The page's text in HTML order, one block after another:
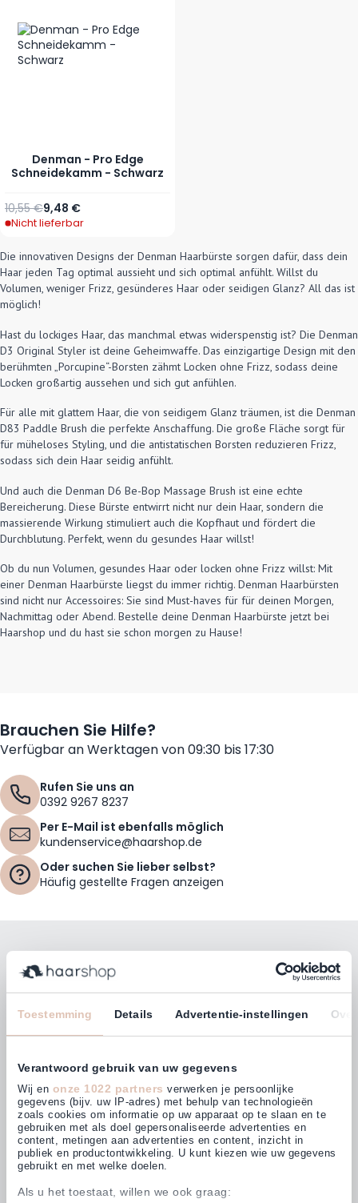
Toestemming Details Advertentie-instellingen Over
Verantwoord gebruik van uw gegevens
Wij en onze 1022 partners verwerken je persoonlijke
gegevens (bijv. uw IP-adres) met behulp van technologieën
zoals cookies om informatie op uw apparaat op te slaan en te
gebruiken met als doel gepersonaliseerde advertenties en
content, metingen aan advertenties en content, inzicht in
publiek en productontwikkeling. U kunt kiezen wie uw gegevens
gebruikt en met welke doelen.
Als u het toestaat, willen we ook graag:
Denman - Pro Edge
Schneidekamm - Schwarz
Sonderpreis
9,48 €
Regulärer Preis
10,55 €
Nicht lieferbar
Die innovativen Designs der Denman Haarbürste sorgen dafür, dass dein
Haar jeden Tag optimal aussieht und sich optimal anfühlt. Willst du
Volumen, weniger Frizz, gesünderes Haar oder seidigen Glanz? All das ist
möglich!
Hast du lockiges Haar, das manchmal etwas widerspenstig ist? Die Denman
D3 Original Styler ist deine Geheimwaffe. Das einzigartige Design mit den
berühmten „Porcupine“-Borsten zähmt Locken ohne Frizz, sodass deine
Locken großartig aussehen und sich gut anfühlen.
Für alle mit glattem Haar, die von seidigem Glanz träumen, ist die Denman
D83 Paddle Brush die perfekte Anschaffung. Die große Fläche sorgt für
für müheloses Styling, und die antistatischen Borsten reduzieren Frizz,
sodass sich dein Haar seidig anfühlt.
Und auch die Denman D6 Be-Bop Massage Brush ist eine echte
Bereicherung. Diese Bürste entwirrt nicht nur dein Haar, sondern die
massierende Wirkung stimuliert auch die Kopfhaut und fördert die
Durchblutung. Perfekt, wenn du gesundes Haar willst!
Ob du nun Volumen, gesundes Haar oder locken ohne Frizz willst: Mit
einer Denman Haarbürste liegst du immer richtig. Denman Haarbürsten
sind nicht nur Accessoires: Sie sind Must-haves für für deinen Morgen,
Nachmittag oder Abend. Bestelle deine Denman Haarbürste jetzt bei
Haarshop und du hast sie schon morgen zu Hause!
Brauchen Sie Hilfe?
Verfügbar an Werktagen von 09:30 bis 17:30
Rufen Sie uns an
0392 9267 8237
Per E-Mail ist ebenfalls möglich
kundenservice@haarshop.de
Oder suchen Sie lieber selbst?
Häufig gestellte Fragen anzeigen
Bleiben Sie mit unserem Newsletter auf dem
Laufenden!
E-Mailadresse
Abonnieren
Kunden bewerten uns mit
4,63 (875)